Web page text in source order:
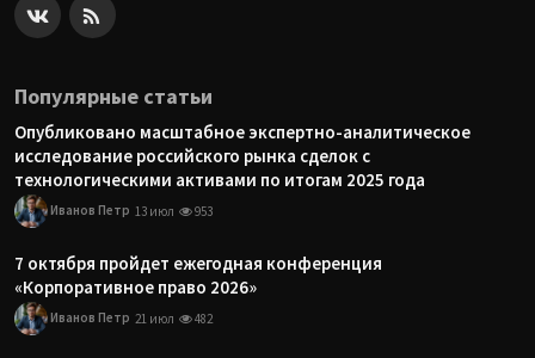
Популярные статьи
Опубликовано масштабное экспертно-аналитическое
исследование российского рынка сделок с
технологическими активами по итогам 2025 года
Иванов Петр 13 июл 953
7 октября пройдет ежегодная конференция
«Корпоративное право 2026»
Иванов Петр 21 июл 482